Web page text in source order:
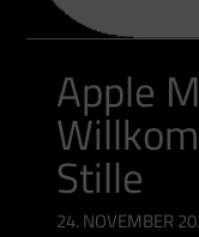
Apple
Stille
24. NOVEMBER